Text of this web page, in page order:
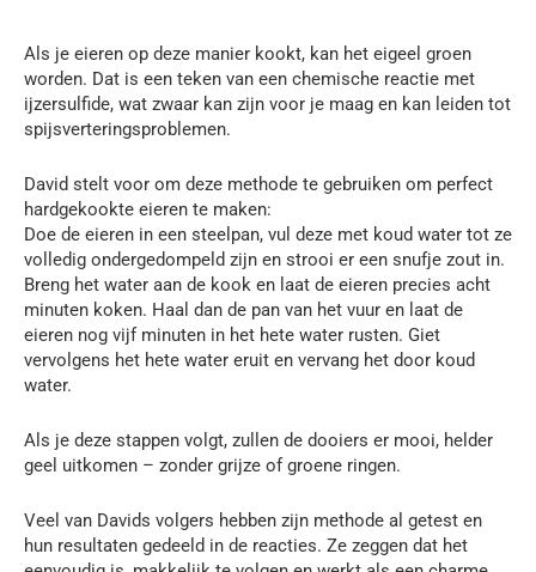
Als je eieren op deze manier kookt, kan het eigeel groen
worden. Dat is een teken van een chemische reactie met
ijzersulfide, wat zwaar kan zijn voor je maag en kan leiden tot
spijsverteringsproblemen.
David stelt voor om deze methode te gebruiken om perfect
hardgekookte eieren te maken:
Doe de eieren in een steelpan, vul deze met koud water tot ze
volledig ondergedompeld zijn en strooi er een snufje zout in.
Breng het water aan de kook en laat de eieren precies acht
minuten koken. Haal dan de pan van het vuur en laat de
eieren nog vijf minuten in het hete water rusten. Giet
vervolgens het hete water eruit en vervang het door koud
water.
Als je deze stappen volgt, zullen de dooiers er mooi, helder
geel uitkomen – zonder grijze of groene ringen.
Veel van Davids volgers hebben zijn methode al getest en
hun resultaten gedeeld in de reacties. Ze zeggen dat het